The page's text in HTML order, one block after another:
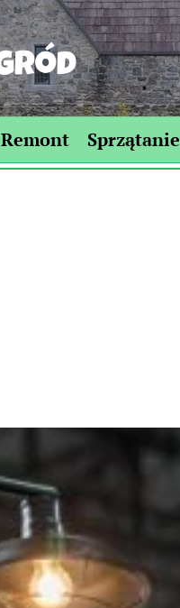
Remont Sprzątanie